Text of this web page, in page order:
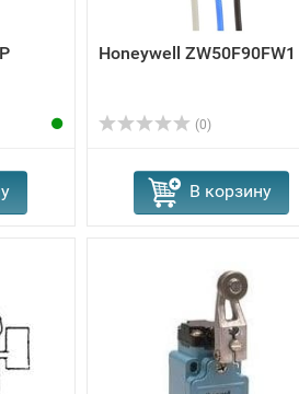
Honeywell ZW50F90FW1
(0)
В корзину